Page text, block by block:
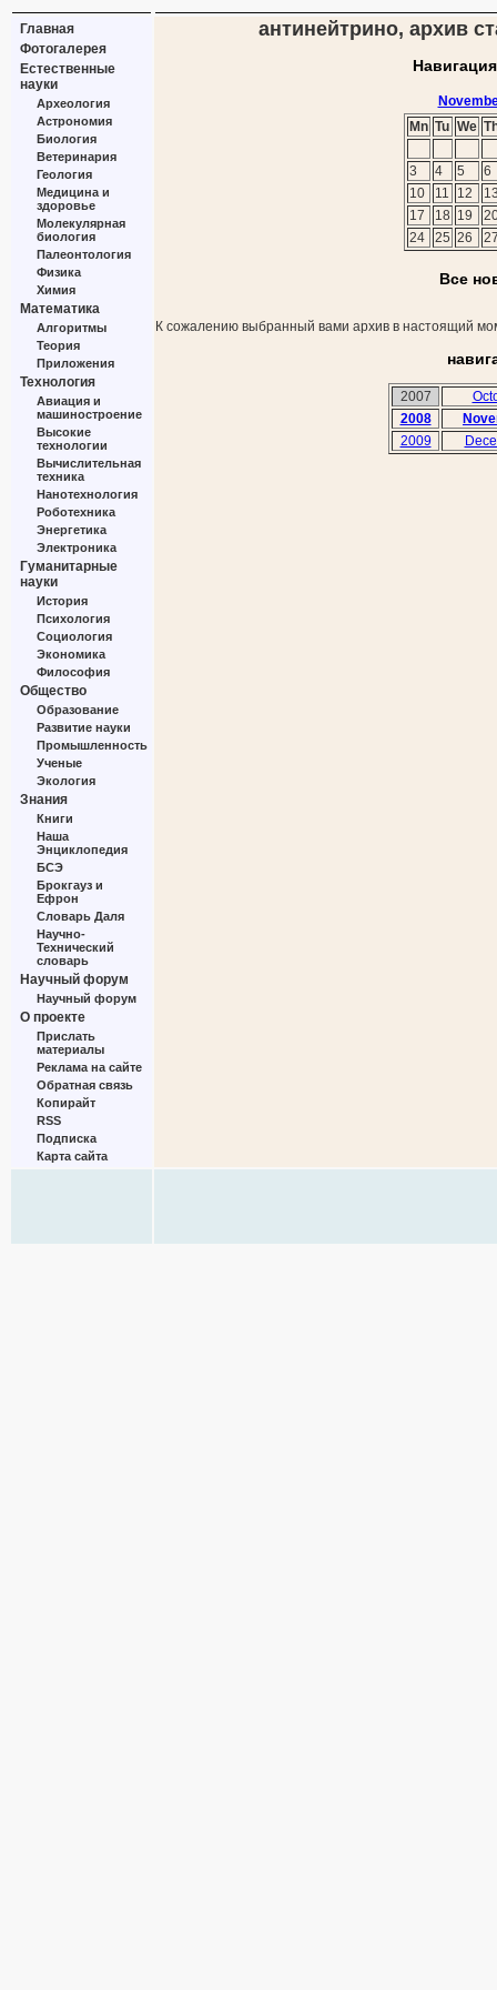
Главная
Фотогалерея
Естественные
науки
Археология
Астрономия
Биология
Ветеринария
Геология
Медицина и
здоровье
Молекулярная
биология
Палеонтология
Физика
Химия
Математика
Алгоритмы
Теория
Приложения
Технология
Авиация и
машиностроение
Высокие
технологии
Вычислительная
техника
Нанотехнология
Роботехника
Энергетика
Электроника
Гуманитарные
науки
История
Психология
Социология
Экономика
Философия
Общество
Образование
Развитие науки
Промышленность
Ученые
Экология
Знания
Книги
Наша
Энциклопедия
БСЭ
Брокгауз и
Ефрон
Словарь Даля
Научно-
Технический
словарь
Научный форум
Научный форум
О проекте
Прислать
материалы
Реклама на сайте
Обратная связь
Копирайт
RSS
Подписка
Карта сайта
антинейтрино, архив
Mn Tu We
3 4 5
6
10
11 12
17
18 19
24
25 26
Все
К сожалению выбранный вами архив в настоящий
2007
2008
2009